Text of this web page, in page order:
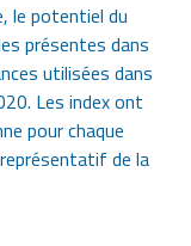
le potentiel du
présentes dans
utilisées dans
Les index ont
pour chaque
de la